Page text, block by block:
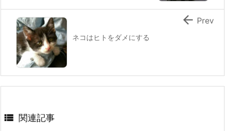
ネコはヒトをダメにする
 Prev
 関連記事